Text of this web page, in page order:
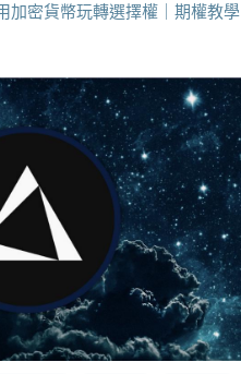
加密貨幣玩轉選擇權｜期權教